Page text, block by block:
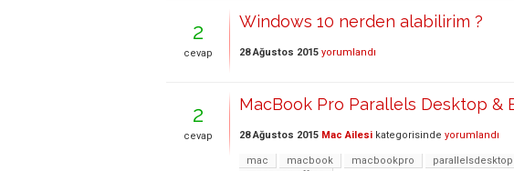
2
cevap
Windows 10 nerden alabilirim ?
28 Ağustos 2015 yorumlandı
2
cevap
MacBook Pro Parallels Desktop &
28 Ağustos 2015 Mac Ailesi kategorisinde yorumlandı
mac macbook macbookpro parallelsdesktop